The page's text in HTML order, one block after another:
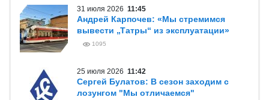
31 июля 2026 11:45
Андрей Карпочев: «Мы стремимся
вывести „Татры“ из эксплуатации»
1095
25 июля 2026 11:42
Сергей Булатов: В сезон заходим с
лозунгом "Мы отличаемся"